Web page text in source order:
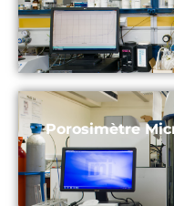
Porosimètre